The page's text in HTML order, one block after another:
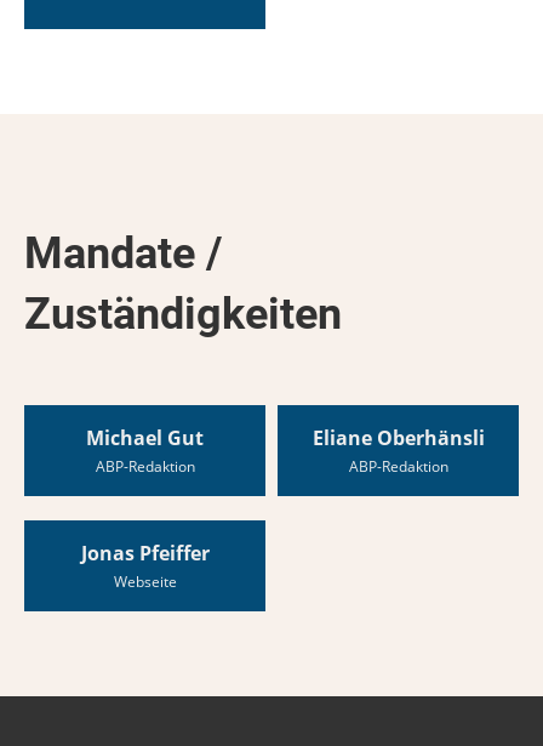
Mandate /
Zuständigkeiten
Michael Gut
ABP-Redaktion
Eliane Oberhänsli
ABP-Redaktion
Jonas Pfeiffer
Webseite